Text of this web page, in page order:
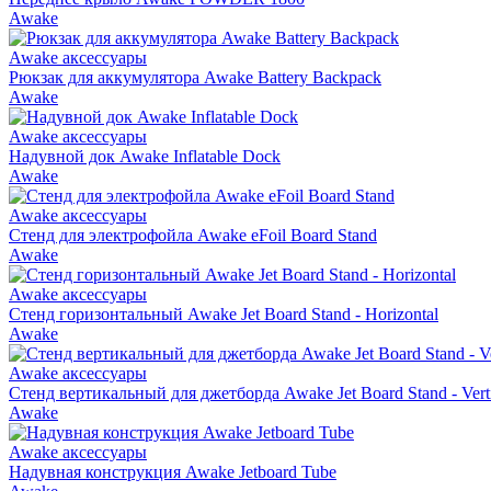
Awake
Awake аксессуары
Рюкзак для аккумулятора Awake Battery Backpack
Awake
Awake аксессуары
Надувной док Awake Inflatable Dock
Awake
Awake аксессуары
Стенд для электрофойла Awake eFoil Board Stand
Awake
Awake аксессуары
Стенд горизонтальный Awake Jet Board Stand - Horizontal
Awake
Awake аксессуары
Стенд вертикальный для джетборда Awake Jet Board Stand -
Awake
Awake аксессуары
Надувная конструкция Awake Jetboard Tube